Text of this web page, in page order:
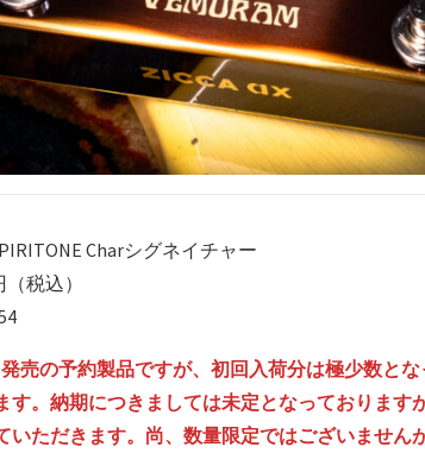
Charシグネイチャー
税込）
売の予約製品ですが、初回入荷分は極少数と
す。納期につきましては未定となっております
いただきます。尚、数量限定ではございません